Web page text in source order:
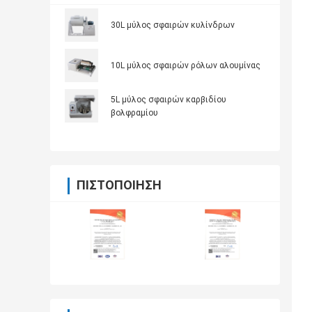
30L μύλος σφαιρών κυλίνδρων
10L μύλος σφαιρών ρόλων αλουμίνας
5L μύλος σφαιρών καρβιδίου
βολφραμίου
ΠΙΣΤΟΠΟΊΗΣΗ